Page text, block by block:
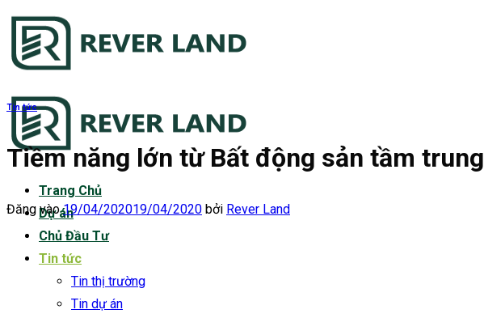
Bỏ
nội
Trang Chủ
Dự án
Chủ Đầu Tư
Tin tức
Tin thị trường
Tin dự án
Tin tức
Tiềm năng lớn từ Bất động sản tầm trung
Đăng vào19/04/202019/04/2020 bởi Rever Land